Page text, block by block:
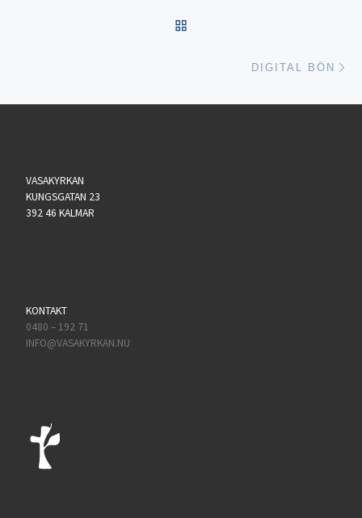
DIGITAL BÖN
VASAKYRKAN
KUNGSGATAN 23
392 46 KALMAR
KONTAKT
0480 – 192 71
INFO@VASAKYRKAN.NU